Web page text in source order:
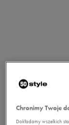
Chronimy Twoje
Dokładamy wszelkich